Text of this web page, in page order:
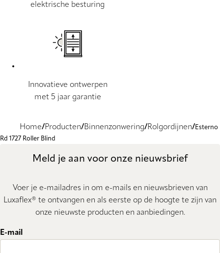
elektrische besturing
Innovatieve ontwerpen
met 5 jaar garantie
Home Producten Binnenzonwering Rolgordijnen
Esterno
Rd 1727 Roller Blind
Meld je aan voor onze nieuwsbrief
Voer je e-mailadres in om e-mails en nieuwsbrieven van
Luxaflex® te ontvangen en als eerste op de hoogte te zijn van
onze nieuwste producten en aanbiedingen.
E-mail